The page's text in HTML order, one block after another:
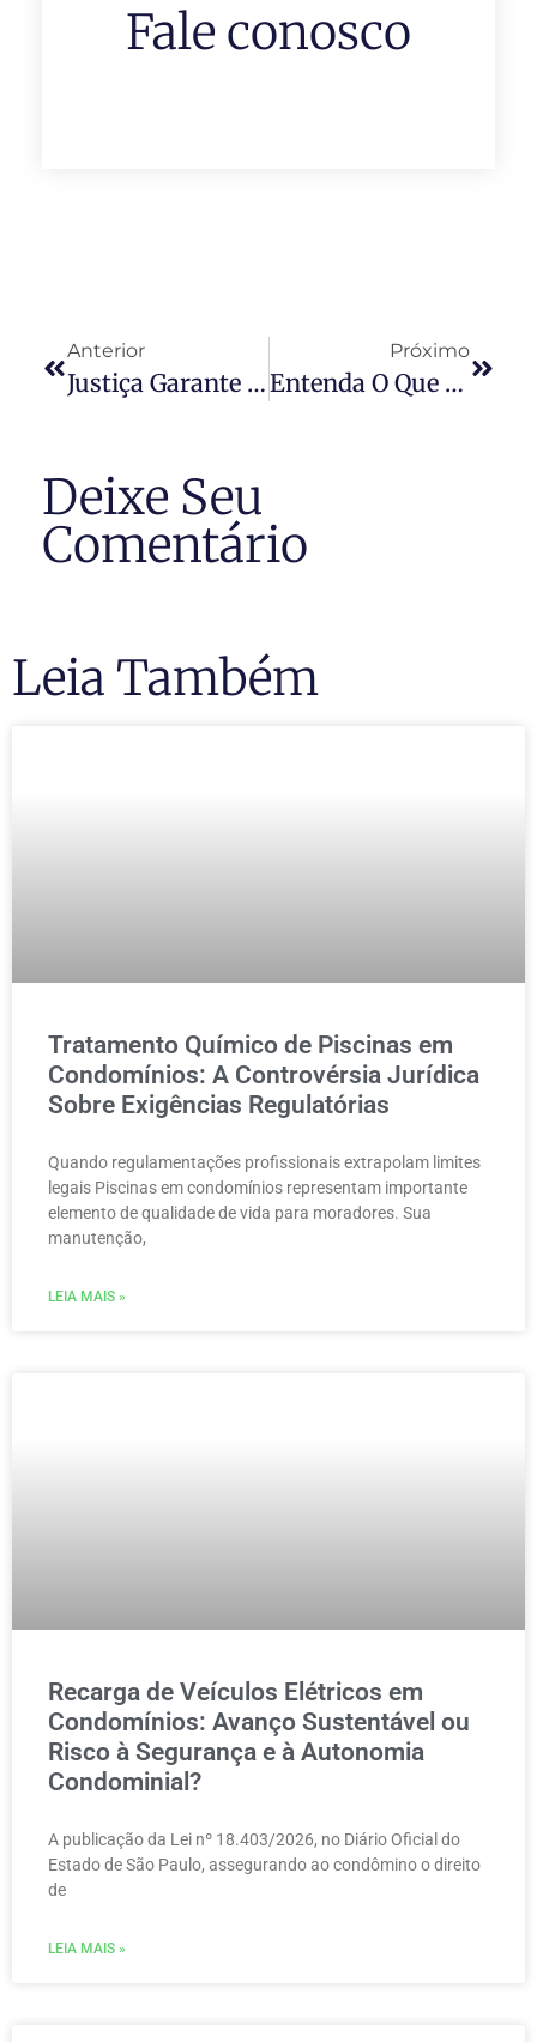
Fale conosco
Anterior
Justiça Garante Animal Nos Condomínios
Próximo
Entenda O Que Constitui Um Condomínio Edilício
Deixe Seu
Comentário
Leia Também
Tratamento Químico de Piscinas em
Condomínios: A Controvérsia Jurídica
Sobre Exigências Regulatórias
Quando regulamentações profissionais extrapolam limites
legais Piscinas em condomínios representam importante
elemento de qualidade de vida para moradores. Sua
manutenção,
LEIA MAIS »
Recarga de Veículos Elétricos em
Condomínios: Avanço Sustentável ou
Risco à Segurança e à Autonomia
Condominial?
A publicação da Lei nº 18.403/2026, no Diário Oficial do
Estado de São Paulo, assegurando ao condômino o direito
de
LEIA MAIS »